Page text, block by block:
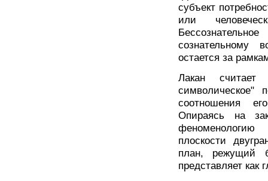
субъект
или
сознательному
остается за
Лакан
символическое"
соотношения
Опираясь на
феноменологию
плоскости
план, режущий
представляет как